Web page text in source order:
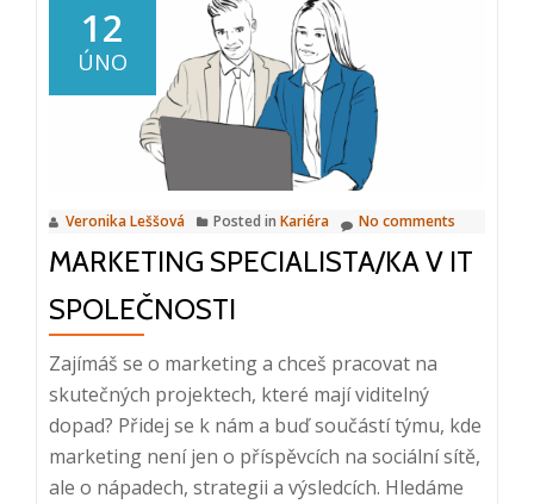
12
ÚNO
Veronika Leššová Posted in Kariéra No comments
MARKETING SPECIALISTA/KA V IT
SPOLEČNOSTI
Zajímáš se o marketing a chceš pracovat na
skutečných projektech, které mají viditelný
dopad? Přidej se k nám a buď součástí týmu, kde
marketing není jen o příspěvcích na sociální sítě,
ale o nápadech, strategii a výsledcích. Hledáme